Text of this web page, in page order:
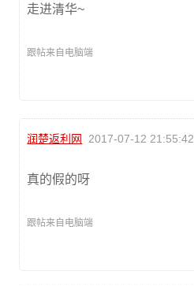
走进清华~
跟帖来自电脑端
润楚返利网 2017-07-12 21:55:42
真的假的呀
跟帖来自电脑端